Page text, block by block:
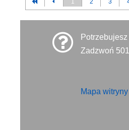
1 2 3
Zadzwoń
Mapa witryny